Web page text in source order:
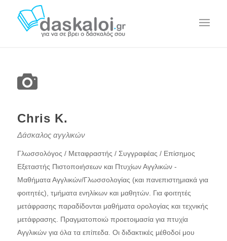
Chris K.
Δάσκαλος αγγλικών
Γλωσσολόγος / Μεταφραστής / Συγγραφέας / Επίσημος
Εξεταστής Πιστοποιήσεων και Πτυχίων Αγγλικών -
Μαθήματα Αγγλικών/Γλωσσολογίας (και πανεπιστημιακά για
φοιτητές), τμήματα ενηλίκων και μαθητών. Για φοιτητές
μετάφρασης παραδίδονται μαθήματα ορολογίας και τεχνικής
μετάφρασης. Πραγματοποιώ προετοιμασία για πτυχία
Αγγλικών για όλα τα επίπεδα. Οι διδακτικές μέθοδοί μου